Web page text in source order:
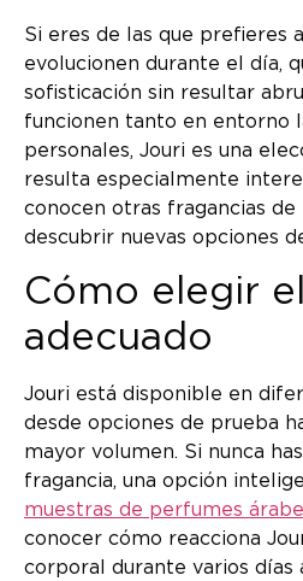
Si eres de las que prefieres
evolucionen durante el día,
sofisticación sin resultar
funcionen tanto en entorno
personales, Jouri es una
resulta especialmente
conocen otras fragancias
descubrir nuevas opciones
Cómo elegir
adecuado
Jouri está disponible en
desde opciones de prueba
mayor volumen. Si nunca
fragancia, una opción
muestras de perfumes
conocer cómo reacciona
corporal durante varios días